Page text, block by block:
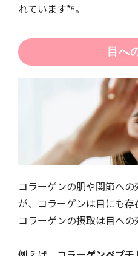
れています*⁵。
目へ
コラーゲンの肌や関節へ
が、コラーゲンは目にも存
コラーゲンの摂取は目への